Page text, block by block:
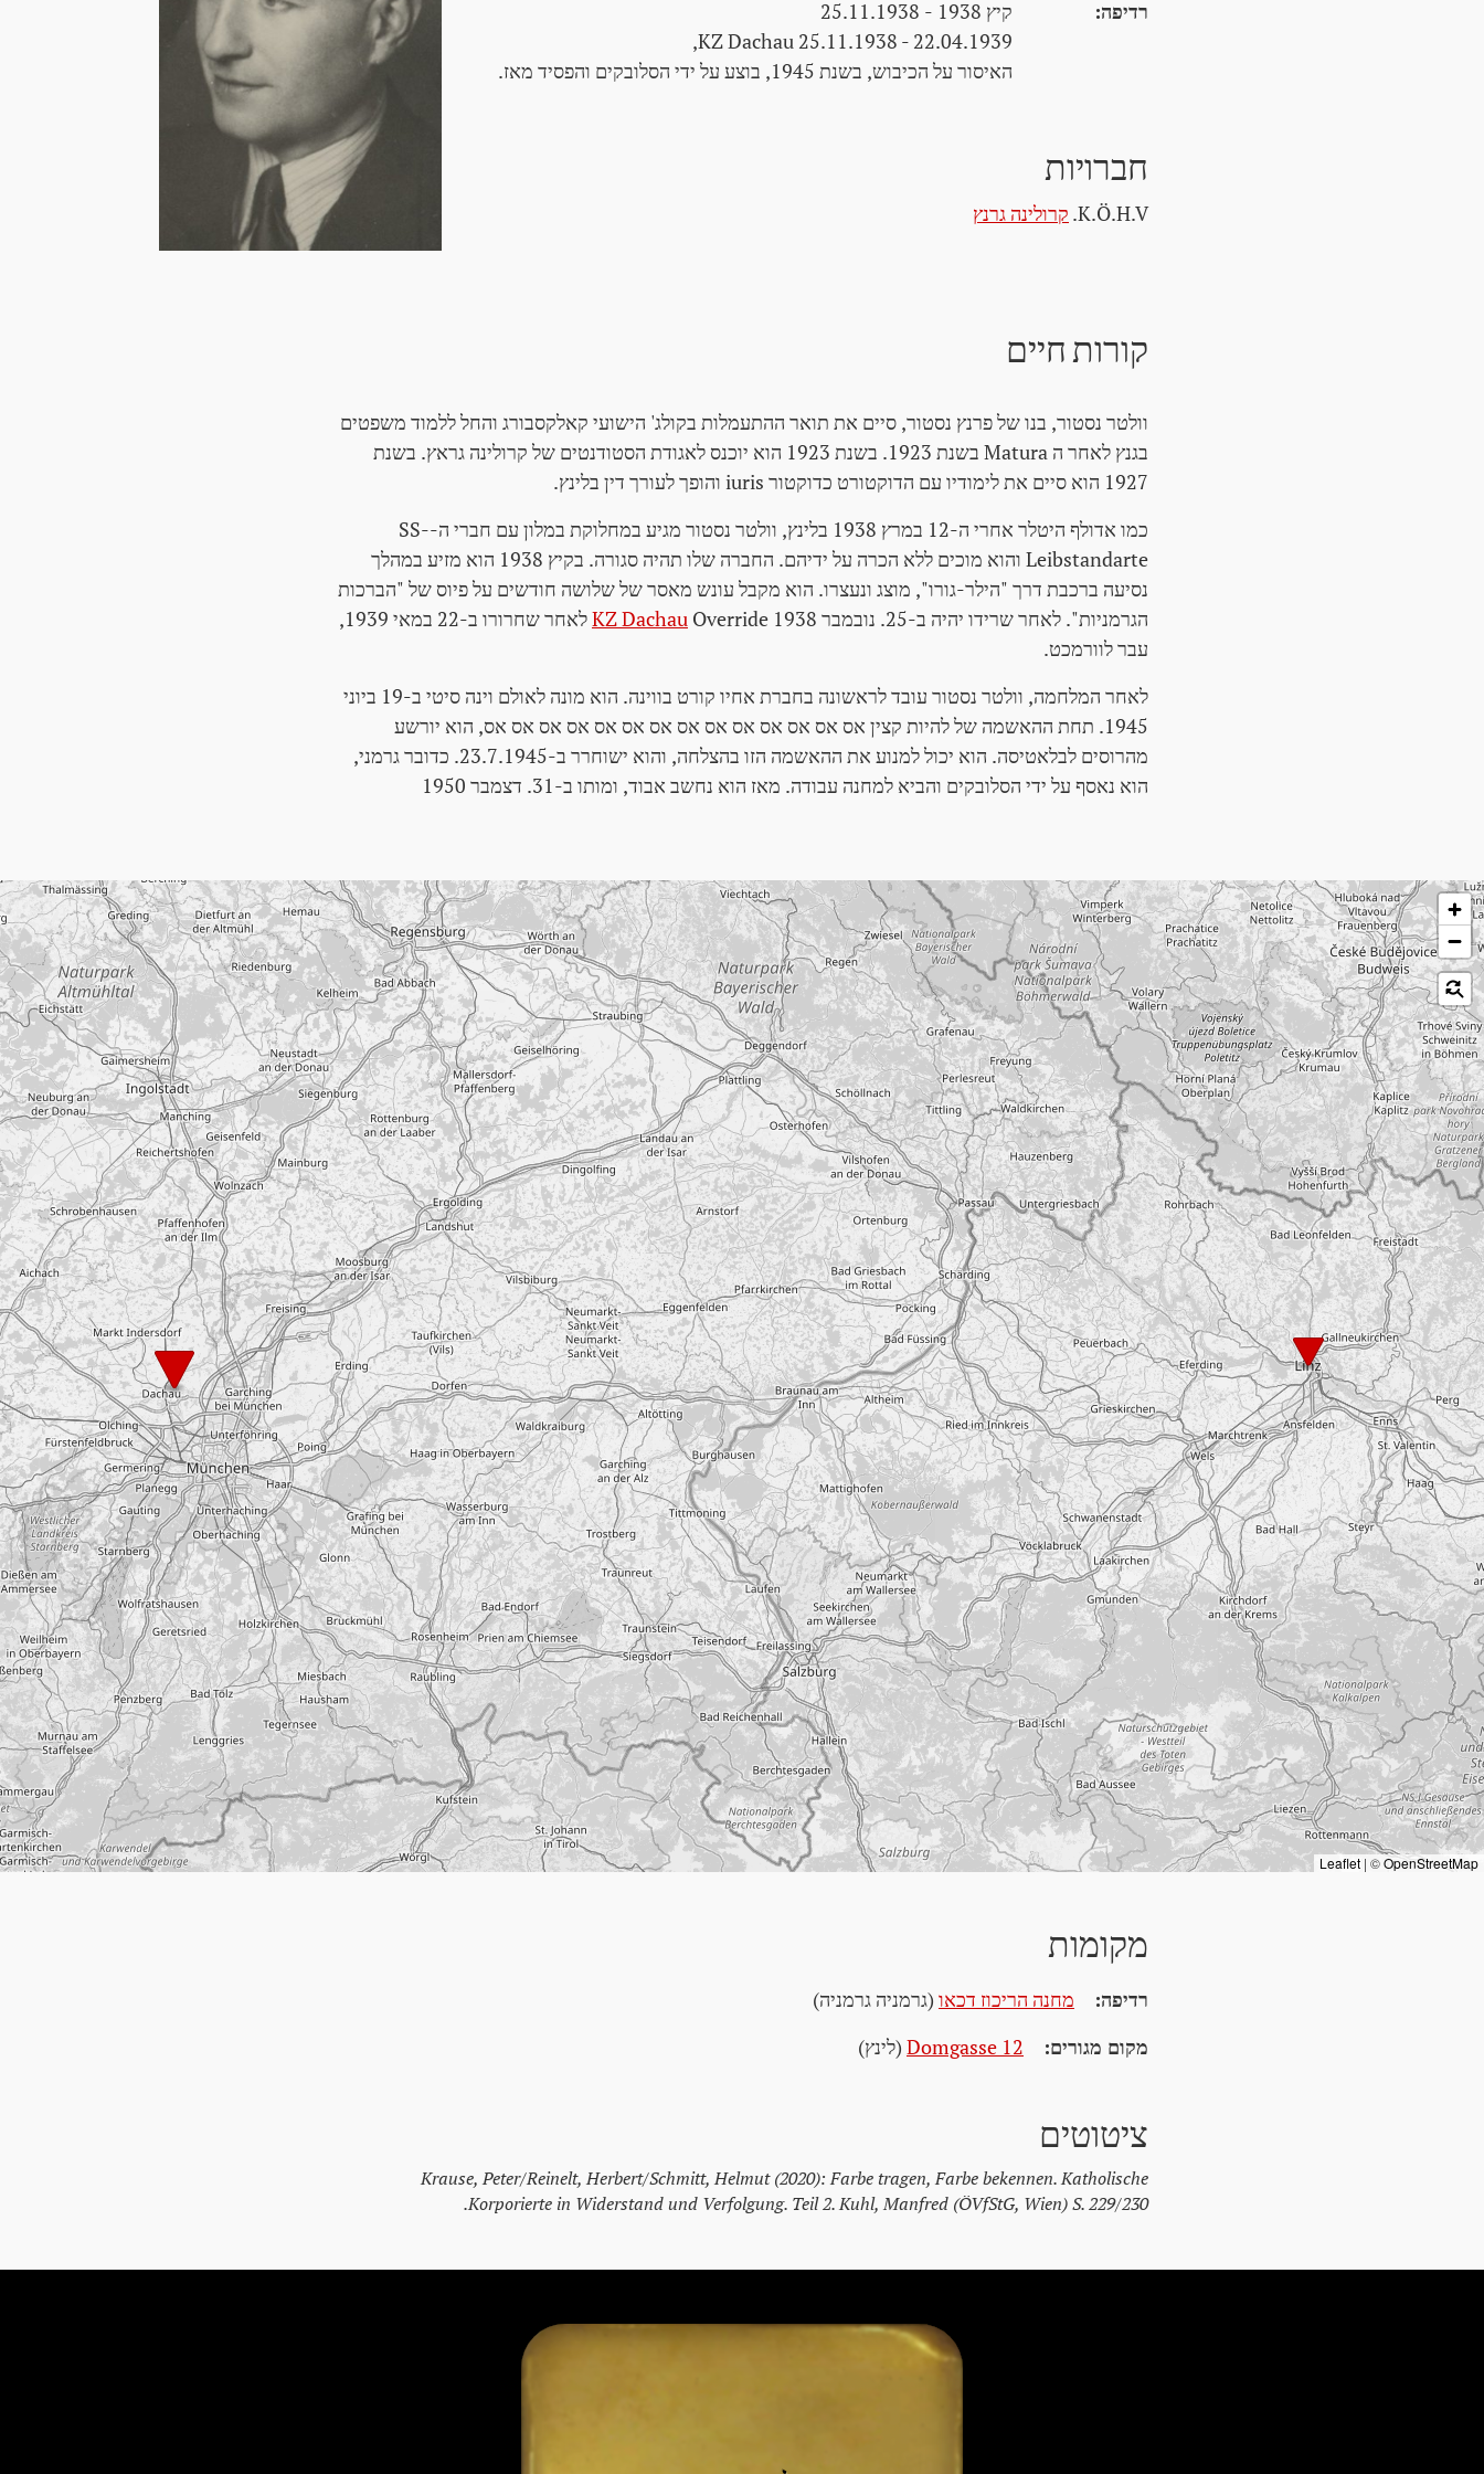
רדיפה:
קיץ 1938 - 25.11.1938
KZ Dachau 25.11.1938 - 22.04.1939,
האיסור על הכיבוש, בשנת 1945, בוצע על ידי הסלובקים והפסיד מאז.
חברויות
K.Ö.H.V. קרולינה גרנץ
קורות חיים
וולטר נסטור, בנו של פרנץ נסטור, סיים את תואר ההתעמלות בקולג' הישועי קאלקסבורג והחל ללמוד משפטים
בגנץ לאחר ה Matura בשנת 1923. בשנת 1923 הוא יוכנס לאגודת הסטודנטים של קרולינה גראץ. בשנת
1927 הוא סיים את לימודיו עם הדוקטורט כדוקטור iuris והופך לעורך דין בלינץ.
כמו אדולף היטלר אחרי ה-12 במרץ 1938 בלינץ, וולטר נסטור מגיע במחלוקת במלון עם חברי ה-SS-
Leibstandarte והוא מוכים ללא הכרה על ידיהם. החברה שלו תהיה סגורה. בקיץ 1938 הוא מזיע במהלך
נסיעה ברכבת דרך "הילר-גורו", מוצג ונעצרו. הוא מקבל עונש מאסר של שלושה חודשים על פיוס של "הברכות
הגרמניות". לאחר שרידו יהיה ב-25. נובמבר 1938
KZ Dachau
Override לאחר שחרורו ב-22 במאי 1939,
עבר לוורמכט.
לאחר המלחמה, וולטר נסטור עובד לראשונה בחברת אחיו קורט בווינה. הוא מונה לאולם וינה סיטי ב-19 ביוני
1945. תחת ההאשמה של להיות קצין אס אס אס אס אס אס אס אס אס אס אס אס אס אס, הוא יורשע
מהרוסים לבלאטיסה. הוא יכול למנוע את ההאשמה הזו בהצלחה, והוא ישוחרר ב-23.7.1945. כדובר גרמני,
הוא נאסף על ידי הסלובקים והביא למחנה עבודה. מאז הוא נחשב אבוד, ומותו ב-31. דצמבר 1950
דלג על המפה
Leaflet | ©OpenStreetMap
מקומות
רדיפה: מחנה הריכוז דכאו (גרמניה גרמניה)
מקום מגורים:
Domgasse 12 (לינץ)
ציטוטים
Krause, Peter/Reinelt, Herbert/Schmitt, Helmut (2020): Farbe tragen, Farbe bekennen. Katholische
Korporierte in Widerstand und Verfolgung. Teil 2. Kuhl, Manfred (ÖVfStG, Wien) S. 229/230.